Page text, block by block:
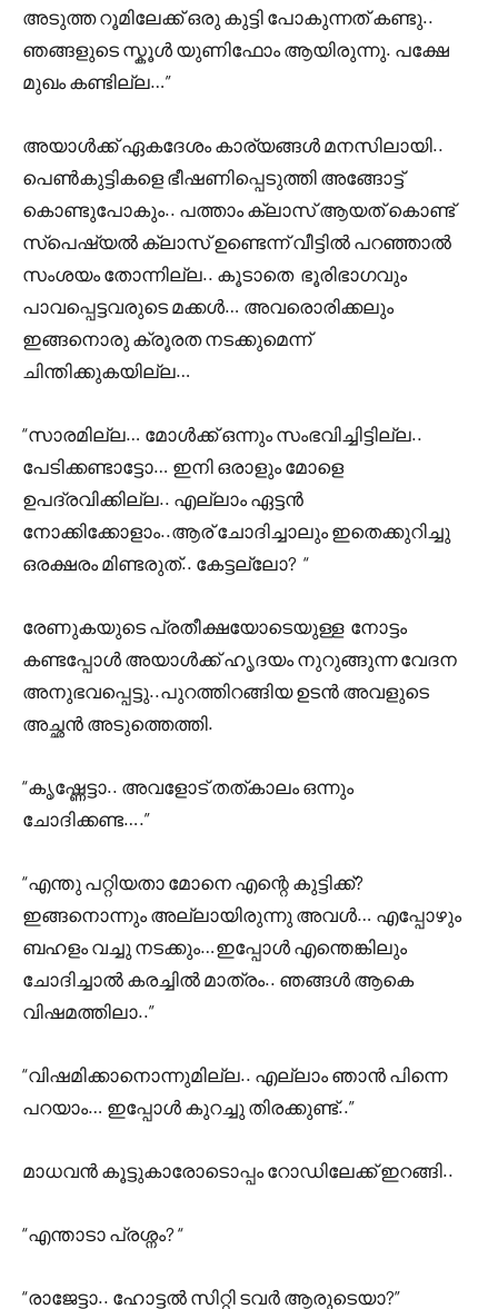
അടുത്ത റൂമിലേക്ക് ഒരു കുട്ടി പോകുന്നത് കണ്ടു..
ഞങ്ങളുടെ സ്കൂൾ യുണിഫോം ആയിരുന്നു. പക്ഷേ
മുഖം കണ്ടില്ല…”
അയാൾക്ക് ഏകദേശം കാര്യങ്ങൾ മനസിലായി..
പെൺകുട്ടികളെ ഭീഷണിപ്പെടുത്തി അങ്ങോട്ട്
കൊണ്ടുപോകും.. പത്താം ക്ലാസ് ആയത് കൊണ്ട്
സ്പെഷ്യൽ ക്ലാസ് ഉണ്ടെന്ന് വീട്ടിൽ പറഞ്ഞാൽ
സംശയം തോന്നില്ല.. കൂടാതെ ഭൂരിഭാഗവും
പാവപ്പെട്ടവരുടെ മക്കൾ… അവരൊരിക്കലും
ഇങ്ങനൊരു ക്രൂരത നടക്കുമെന്ന്
ചിന്തിക്കുകയില്ല…
“സാരമില്ല… മോൾക്ക്‌ ഒന്നും സംഭവിച്ചിട്ടില്ല..
പേടിക്കണ്ടാട്ടോ… ഇനി ഒരാളും മോളെ
ഉപദ്രവിക്കില്ല.. എല്ലാം ഏട്ടൻ
നോക്കിക്കോളാം..ആര് ചോദിച്ചാലും ഇതെക്കുറിച്ചു
ഒരക്ഷരം മിണ്ടരുത്.. കേട്ടല്ലോ? “
രേണുകയുടെ പ്രതീക്ഷയോടെയുള്ള നോട്ടം
കണ്ടപ്പോൾ അയാൾക്ക് ഹൃദയം നുറുങ്ങുന്ന വേദന
അനുഭവപ്പെട്ടു..പുറത്തിറങ്ങിയ ഉടൻ അവളുടെ
അച്ഛൻ അടുത്തെത്തി.
“കൃഷ്ണേട്ടാ.. അവളോട്‌ തത്കാലം ഒന്നും
ചോദിക്കണ്ട….”
“എന്തു പറ്റിയതാ മോനെ എന്റെ കുട്ടിക്ക്?
ഇങ്ങനൊന്നും അല്ലായിരുന്നു അവൾ… എപ്പോഴും
ബഹളം വച്ചു നടക്കും…ഇപ്പോൾ എന്തെങ്കിലും
ചോദിച്ചാൽ കരച്ചിൽ മാത്രം.. ഞങ്ങൾ ആകെ
വിഷമത്തിലാ..”
“വിഷമിക്കാനൊന്നുമില്ല.. എല്ലാം ഞാൻ പിന്നെ
പറയാം… ഇപ്പോൾ കുറച്ചു തിരക്കുണ്ട്..”
മാധവൻ കൂട്ടുകാരോടൊപ്പം റോഡിലേക്ക് ഇറങ്ങി..
“എന്താടാ പ്രശ്നം? “
“രാജേട്ടാ.. ഹോട്ടൽ സിറ്റി ടവർ ആരുടെയാ?”